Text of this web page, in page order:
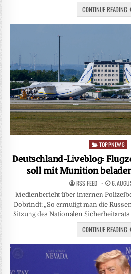
CONTINUE READING
Posted
in
TOPPNEWS
Deutschland-Liveblog:
soll mit Munition
RSS-FEED 6.
Medienbericht über internen
Dobrindt: „So ermutigt man die
Sitzung des Nationalen
CONTINUE READING